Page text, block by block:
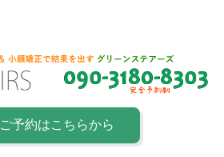
ご予約はこちらから